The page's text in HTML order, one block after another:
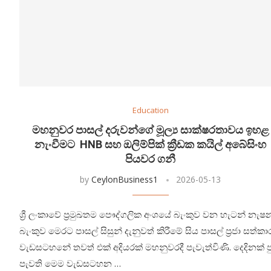
Education
මහනුවර පාසල් දරුවන්ගේ මූල්‍ය සාක්ෂරතාවය ඉහළ
නැංවීමට HNB සහ ඔලිම්පික් ක්‍රීඩක කයිල් අබේසිංහ
පියවර ගනී
byCeylonBusiness1 2026-05-13
ශ්‍රී ලංකාවේ ප්‍රමුඛතම පෞද්ගලික අංශයේ බැංකුව වන හැටන්
බැංකුව මෙරට පාසල් සිසුන් දැනුවත් කිරීමේ සිය පාසල් ප්‍රජා
වැඩසටහනේ තවත් එක් අදියරක් මහනුවරදී පැවැත්විණි. දෙදිනක්
පැවති මෙම වැඩසටහන …